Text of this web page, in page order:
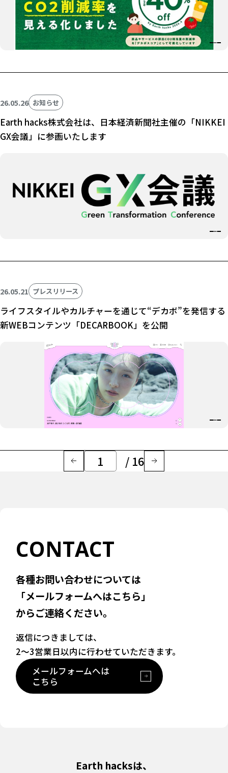
26.05.26 お知らせ
Earth hacks株式会社は、日本経済新聞社主催の「NIKKEI
GX会議」に参画いたします
26.05.21 プレスリリース
ライフスタイルやカルチャーを通じて“デカボ”を発信する
新WEBコンテンツ「DECARBOOK」を公開
/ 16
CONTACT
各種お問い合わせについては
「メールフォームへはこちら」
からご連絡ください。
返信につきましては、
2〜3営業日以内に行わせていただきます。
メールフォームへは
こちら
Earth hacksは、